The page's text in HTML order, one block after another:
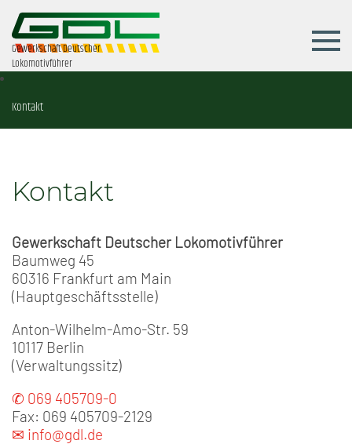
Gewerkschaft Deutscher
Lokomotivführer
Kontakt
Kontakt
Gewerkschaft Deutscher Lokomotivführer
Baumweg 45
60316 Frankfurt am Main
(Hauptgeschäftsstelle)
Anton-Wilhelm-Amo-Str. 59
10117 Berlin
(Verwaltungssitz)
✆ 069 405709-0
Fax: 069 405709-2129
✉ info@gdl.de